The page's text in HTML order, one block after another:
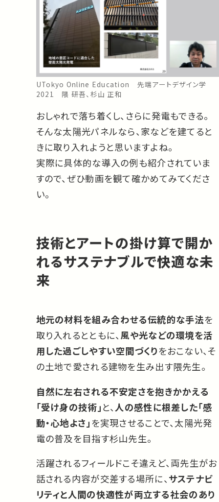
UTokyo Online Education 先端アートデザイン学
2021 隈 研吾、杉山 正和
おしゃれで落ち着くし、さらに発電もできる。
そんな太陽光パネルなら、家などを建てると
きに取り入れようと思いますよね。
実際に具体的な導入の例も紹介されていま
すので、ぜひ動画を観て確かめてみてくださ
い。
技術とアートの掛け算で開か
れるサステナブルで快適な未
来
地元の材料を組み合わせる伝統的な手法を
取り入れるとともに、風や光などの環境を活
用した過ごしやすい空間づくりをおこない、そ
の土地で愛される建物を生み出す隈先生。
自然に左右される不安定さを抱きかかえる
「受け身の技術」と、 人の感性に根差した「感
動・心地よさ」を実現させることで、太陽光発
電の普及を目指す杉山先生。
活躍されるフィールドこそ違えど、両先生がお
話される内容が交差する場所に、 サステナビ
リティと人間の快適性が両立する社会のあり